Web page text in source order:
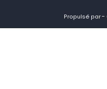
Propulsé par-